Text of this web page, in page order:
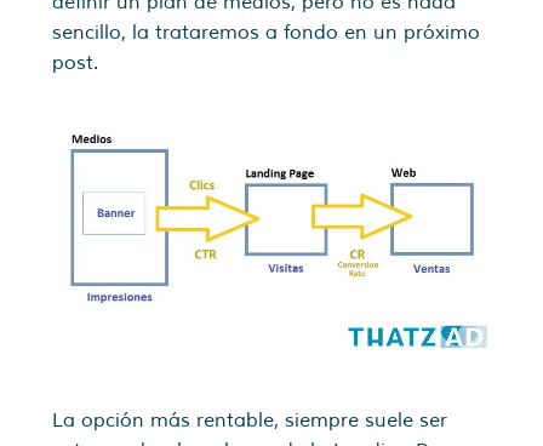
sencillo, la trataremos a fondo en un próximo
post.
La opción más rentable, siempre suele ser